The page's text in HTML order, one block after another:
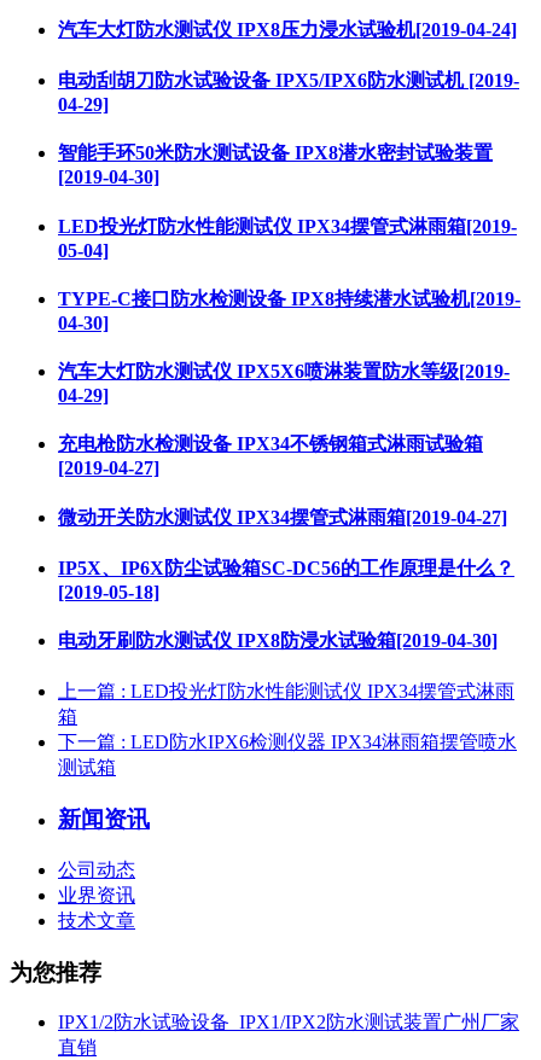
汽车大灯防水测试仪 IPX8压力浸水试验机[2019-04-24]
电动刮胡刀防水试验设备 IPX5/IPX6防水测试机 [2019-
04-29]
智能手环50米防水测试设备 IPX8潜水密封试验装置
[2019-04-30]
LED投光灯防水性能测试仪 IPX34摆管式淋雨箱[2019-
05-04]
TYPE-C接口防水检测设备 IPX8持续潜水试验机[2019-
04-30]
汽车大灯防水测试仪 IPX5X6喷淋装置防水等级[2019-
04-29]
充电枪防水检测设备 IPX34不锈钢箱式淋雨试验箱
[2019-04-27]
微动开关防水测试仪 IPX34摆管式淋雨箱[2019-04-27]
IP5X、IP6X防尘试验箱SC-DC56的工作原理是什么？
[2019-05-18]
电动牙刷防水测试仪 IPX8防浸水试验箱[2019-04-30]
上一篇 : LED投光灯防水性能测试仪 IPX34摆管式淋雨
箱
下一篇 : LED防水IPX6检测仪器 IPX34淋雨箱摆管喷水
测试箱
新闻资讯
公司动态
业界资讯
技术文章
为您推荐
IPX1/2防水试验设备_IPX1/IPX2防水测试装置广州厂家
直销